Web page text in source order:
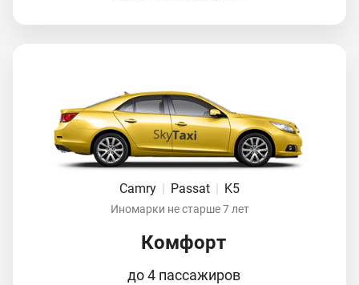
Camry Passat K5
Иномарки не старше 7 лет
Комфорт
до 4 пассажиров